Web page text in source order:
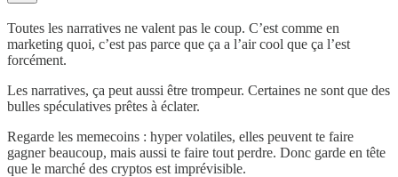
Toutes les narratives ne valent pas le coup. C’est comme en
marketing quoi, c’est pas parce que ça a l’air cool que ça l’est
forcément.
Les narratives, ça peut aussi être trompeur. Certaines ne sont que des
bulles spéculatives prêtes à éclater.
Regarde les memecoins : hyper volatiles, elles peuvent te faire
gagner beaucoup, mais aussi te faire tout perdre. Donc garde en tête
que le marché des cryptos est imprévisible.